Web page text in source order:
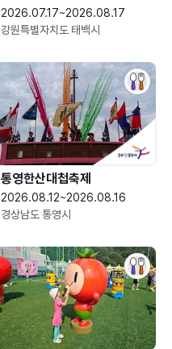
2026.07.17~2026.08.17
강원특별자치도 태백시
통영한산대첩축제
2026.08.12~2026.08.16
경상남도 통영시